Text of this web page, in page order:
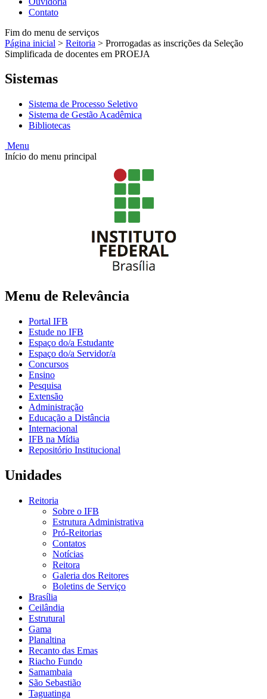
Contato
Fim do menu de serviços
Página inicial > Reitoria > Prorrogadas as inscrições da Seleção
Simplificada de docentes em PROEJA
Sistemas
Sistema de Processo Seletivo
Sistema de Gestão Acadêmica
Bibliotecas
Menu
Início do menu principal
Menu de Relevância
Portal IFB
Estude no IFB
Espaço do/a Estudante
Espaço do/a Servidor/a
Concursos
Ensino
Pesquisa
Extensão
Administração
Educação a Distância
Internacional
IFB na Mídia
Repositório Institucional
Unidades
Reitoria
Sobre o IFB
Estrutura Administrativa
Pró-Reitorias
Contatos
Notícias
Reitora
Galeria dos Reitores
Boletins de Serviço
Brasília
Ceilândia
Estrutural
Gama
Planaltina
Recanto das Emas
Riacho Fundo
Samambaia
São Sebastião
Taguatinga